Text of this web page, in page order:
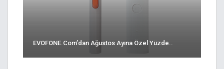
EVOFONE.com’dan Ağustos Ayına Özel Yüzde..